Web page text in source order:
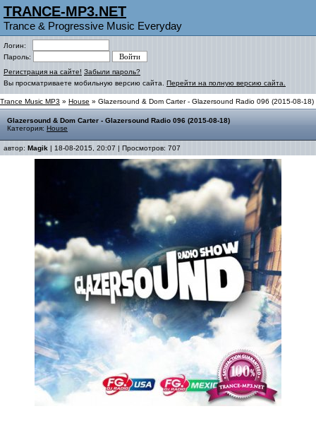
TRANCE-MP3.NET
Trance & Progressive Music Everyday
Логин:
Пароль:
Регистрация на сайте! Забыли пароль?
Вы просматриваете мобильную версию сайта. Перейти на полную версию сайта.
Trance Music MP3 » House » Glazersound & Dom Carter - Glazersound Radio 096 (2015-08-18)
Glazersound & Dom Carter - Glazersound Radio 096 (2015-08-18)
Категория: House
автор: Magik | 18-08-2015, 20:07 | Просмотров: 707